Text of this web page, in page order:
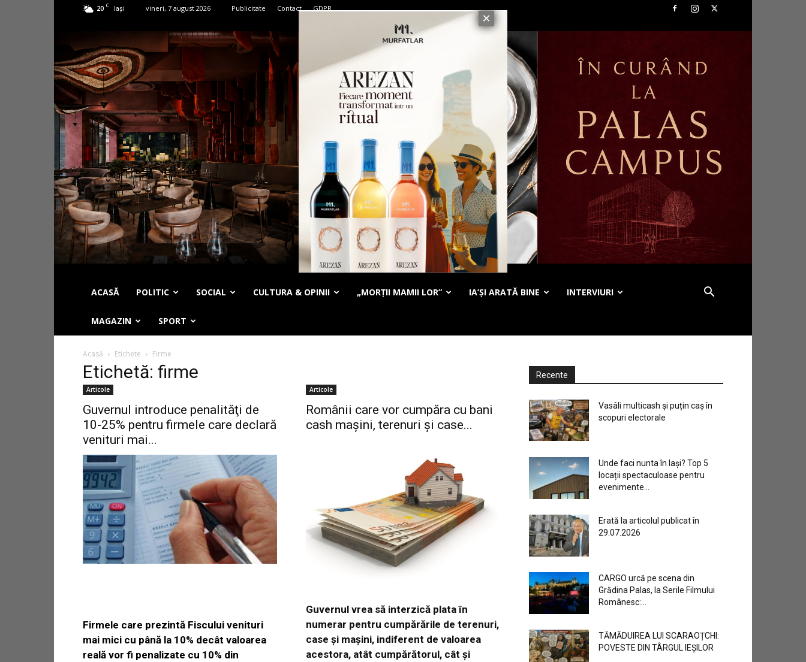
20 C Iași vineri, 7 august 2026 Publicitate Contact GDPR
ACASĂ POLITIC SOCIAL CULTURA & OPINII „MORȚII MAMII LOR” IA’ȘI ARATĂ BINE INTERVIURI
MAGAZIN SPORT
Acasă Etichete Firme
Etichetă: firme
Articole
Guvernul introduce penalităţi de
10-25% pentru firmele care declară
venituri mai...
Firmele care prezintă Fiscului venituri
mai mici cu până la 10% decât valoarea
reală vor fi penalizate cu 10% din
Articole
Românii care vor cumpăra cu bani
cash maşini, terenuri şi case...
Guvernul vrea să interzică plata în
numerar pentru cumpărările de terenuri,
case şi maşini, indiferent de valoarea
acestora, atât cumpărătorul, cât şi
Recente
Vasâli multicash și puțin caș în
scopuri electorale
Unde faci nunta în Iași? Top 5
locații spectaculoase pentru
evenimente...
Erată la articolul publicat în
29.07.2026
CARGO urcă pe scena din
Grădina Palas, la Serile Filmului
Românesc:...
TĂMĂDUIREA LUI SCARAOȚCHI:
POVESTE DIN TÂRGUL IEȘILOR